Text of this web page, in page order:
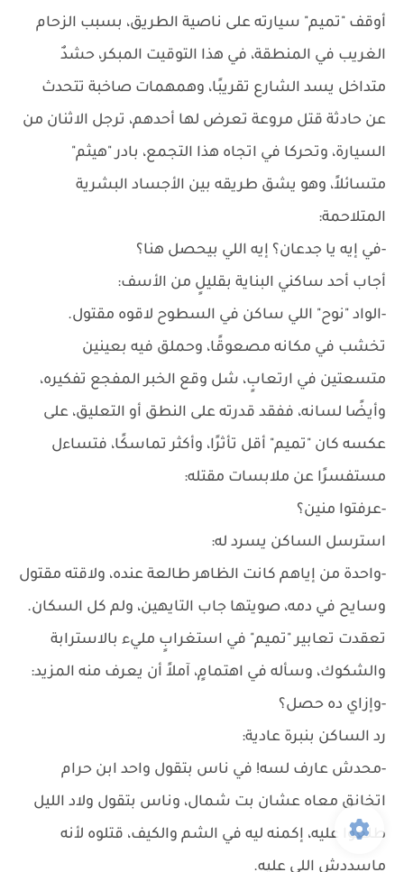
أوقف "تميم" سيارته على ناصية الطريق، بسبب الزحام
الغريب في المنطقة، في هذا التوقيت المبكر، حشدٌ
متداخل يسد الشارع تقريبًا، وهمهمات صاخبة تتحدث
عن حادثة قتل مروعة تعرض لها أحدهم، ترجل الاثنان من
السيارة، وتحركا في اتجاه هذا التجمع، بادر "هيثم"
متسائلاً، وهو يشق طريقه بين الأجساد البشرية
المتلاحمة:
-في إيه يا جدعان؟ إيه اللي بيحصل هنا؟
أجاب أحد ساكني البناية بقليلٍ من الأسف:
-الواد "نوح" اللي ساكن في السطوح لاقوه مقتول.
تخشب في مكانه مصعوقًا، وحملق فيه بعينين
متسعتين في ارتعابٍ، شل وقع الخبر المفجع تفكيره،
وأيضًا لسانه، ففقد قدرته على النطق أو التعليق، على
عكسه كان "تميم" أقل تأثرًا، وأكثر تماسكًا، فتساءل
مستفسرًا عن ملابسات مقتله:
-عرفتوا منين؟
استرسل الساكن يسرد له:
-واحدة من إياهم كانت الظاهر طالعة عنده، ولاقته مقتول
وسايح في دمه، صويتها جاب التايهين، ولم كل السكان.
تعقدت تعابير "تميم" في استغرابٍ مليء بالاسترابة
والشكوك، وسأله في اهتمامٍ، آملاً أن يعرف منه المزيد:
-وإزاي ده حصل؟
رد الساكن بنبرة عادية:
-محدش عارف لسه! في ناس بتقول واحد ابن حرام
اتخانق معاه عشان بت شمال، وناس بتقول ولاد الليل
طلعوا عليه، إكمنه ليه في الشم والكيف، قتلوه لأنه
ماسددش اللي عليه.